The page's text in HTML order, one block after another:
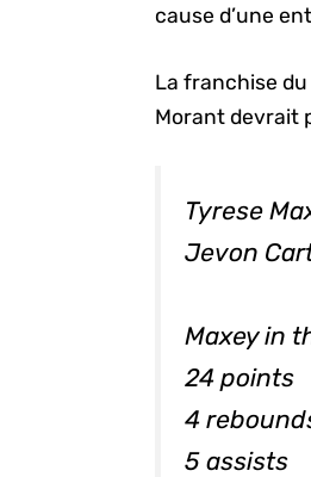
cause d’une
La franchise du
Morant devrait
Tyrese
Jevon
Maxey in
24 points
4
5 assists